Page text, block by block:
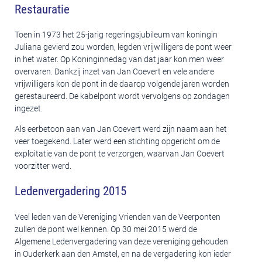
Restauratie
Toen in 1973 het 25-jarig regeringsjubileum van koningin
Juliana gevierd zou worden, legden vrijwilligers de pont weer
in het water. Op Koninginnedag van dat jaar kon men weer
overvaren. Dankzij inzet van Jan Coevert en vele andere
vrijwilligers kon de pont in de daarop volgende jaren worden
gerestaureerd. De kabelpont wordt vervolgens op zondagen
ingezet.
Als eerbetoon aan van Jan Coevert werd zijn naam aan het
veer toegekend. Later werd een stichting opgericht om de
exploitatie van de pont te verzorgen, waarvan Jan Coevert
voorzitter werd.
Ledenvergadering 2015
Veel leden van de Vereniging Vrienden van de Veerponten
zullen de pont wel kennen. Op 30 mei 2015 werd de
Algemene Ledenvergadering van deze vereniging gehouden
in Ouderkerk aan den Amstel, en na de vergadering kon ieder